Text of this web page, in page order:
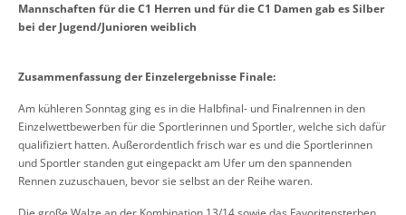
Mannschaften für die C1 Herren und für die C1 Damen gab es Silber
bei der Jugend/Junioren weiblich
Zusammenfassung der Einzelergebnisse Finale:
Am kühleren Sonntag ging es in die Halbfinal- und Finalrennen in den
Einzelwettbewerben für die Sportlerinnen und Sportler, welche sich dafür
qualifiziert hatten. Außerordentlich frisch war es und die Sportlerinnen
und Sportler standen gut eingepackt am Ufer um den spannenden
Rennen zuzuschauen, bevor sie selbst an der Reihe waren.